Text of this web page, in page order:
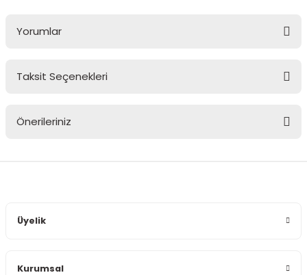
Yorumlar
Taksit Seçenekleri
Önerileriniz
Ürün bilgilerinde hatalar bulunuyor.
Üyelik
Kurumsal